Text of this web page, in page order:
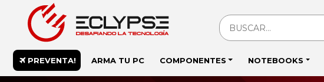
PREVENTA! ARMA TU PC COMPONENTES NOTEBOOKS